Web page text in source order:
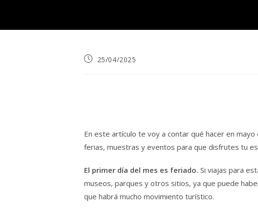
Publicación
25/04/2025
En este artículo te voy a contar qué hacer en
ferias, muestras y eventos para que disfrutes tu
El primer día del mes es feriado. Si viajas para
museos, parques y otros sitios, ya que puede
que habrá mucho movimiento turístico.